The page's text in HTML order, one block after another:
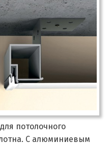
потолочного
С алюминиевым